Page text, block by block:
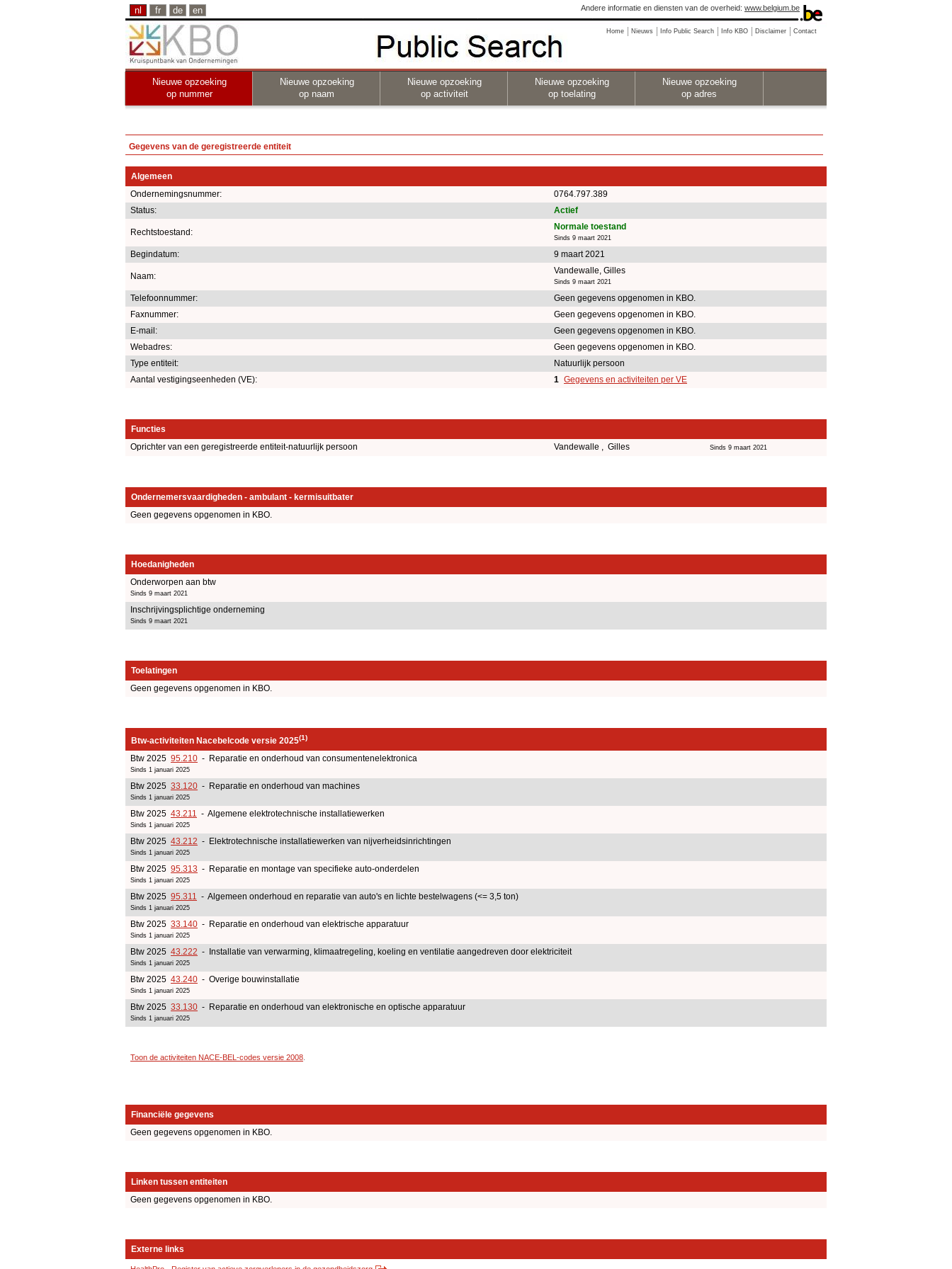
nl fr de en Andere informatie en diensten van de overheid: www.belgium.be
Home Nieuws Info Public Search Info KBO Disclaimer Contact
Nieuwe opzoeking
op nummer
Nieuwe opzoeking
op naam
Nieuwe opzoeking
op activiteit
Nieuwe opzoeking
op toelating
Nieuwe opzoeking
op adres
Gegevens van de geregistreerde entiteit
Algemeen
Ondernemingsnummer:
0764.797.389
Status:
Actief
Rechtstoestand:
Normale toestand
Sinds 9 maart 2021
Begindatum: 9 maart 2021
Naam:
Vandewalle, Gilles
Sinds 9 maart 2021
Telefoonnummer:
Geen gegevens opgenomen in KBO.
Faxnummer:
Geen gegevens opgenomen in KBO.
E-mail:
Geen gegevens opgenomen in KBO.
Webadres:
Geen gegevens opgenomen in KBO.
Type entiteit:
Natuurlijk persoon
Aantal vestigingseenheden (VE):
1 Gegevens en activiteiten per VE
Functies
Oprichter van een geregistreerde entiteit-natuurlijk persoon
Vandewalle , Gilles Sinds 9 maart 2021
Ondernemersvaardigheden - ambulant - kermisuitbater
Geen gegevens opgenomen in KBO.
Hoedanigheden
Onderworpen aan btw
Sinds 9 maart 2021
Inschrijvingsplichtige onderneming
Sinds 9 maart 2021
Toelatingen
Geen gegevens opgenomen in KBO.
Btw-activiteiten Nacebelcode versie 2025(1)
Btw 2025 95.210 - Reparatie en onderhoud van consumentenelektronica
Sinds 1 januari 2025
Btw 2025 33.120 - Reparatie en onderhoud van machines
Sinds 1 januari 2025
Btw 2025 43.211 - Algemene elektrotechnische installatiewerken
Sinds 1 januari 2025
Btw 2025 43.212 - Elektrotechnische installatiewerken van nijverheidsinrichtingen
Sinds 1 januari 2025
Btw 2025 95.313 - Reparatie en montage van specifieke auto-onderdelen
Sinds 1 januari 2025
Btw 2025 95.311 - Algemeen onderhoud en reparatie van auto's en lichte bestelwagens (<= 3,5 ton)
Sinds 1 januari 2025
Btw 2025 33.140 - Reparatie en onderhoud van elektrische apparatuur
Sinds 1 januari 2025
Btw 2025 43.222 - Installatie van verwarming, klimaatregeling, koeling en ventilatie aangedreven door elektriciteit
Sinds 1 januari 2025
Btw 2025 43.240 - Overige bouwinstallatie
Sinds 1 januari 2025
Btw 2025 33.130 - Reparatie en onderhoud van elektronische en optische apparatuur
Sinds 1 januari 2025
Toon de activiteiten NACE-BEL-codes versie 2008
Financiële gegevens
Geen gegevens opgenomen in KBO.
Linken tussen entiteiten
Geen gegevens opgenomen in KBO.
Externe links